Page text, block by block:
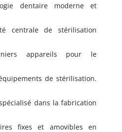
dentaire moderne et
centrale de stérilisation
appareils pour le
de stérilisation.
dans la fabrication
fixes et amovibles en